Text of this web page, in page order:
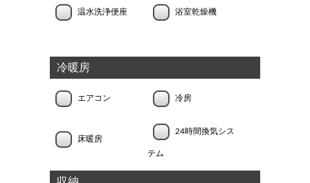
温水洗浄便座 浴室乾燥機
冷暖房
エアコン 冷房
床暖房
24時間換気シス
テム